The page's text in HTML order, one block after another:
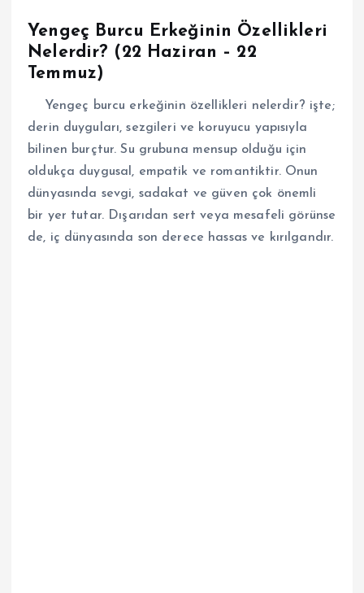
Yengeç Burcu Erkeğinin Özellikleri
Nelerdir? (22 Haziran – 22
Temmuz)
Yengeç burcu erkeğinin özellikleri nelerdir? işte;
derin duyguları, sezgileri ve koruyucu yapısıyla
bilinen burçtur. Su grubuna mensup olduğu için
oldukça duygusal, empatik ve romantiktir. Onun
dünyasında sevgi, sadakat ve güven çok önemli
bir yer tutar. Dışarıdan sert veya mesafeli görünse
de, iç dünyasında son derece hassas ve kırılgandır.